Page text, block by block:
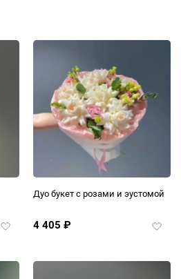
Добавить
Дуо букет с розами и эустомой
4 405 ₽